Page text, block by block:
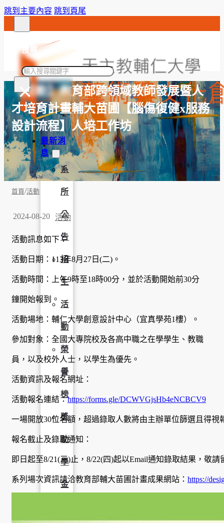
跳到主要內容 跳到頁尾
搜尋
搜
×
最新消
息
系
所
公
告
招
生
活
動
榮
譽
榜
獎
助
學
金
【活動】教育部跨領域教師發展暨人
才培育計畫輔大苗圃【腦傷復健x服務
設計流程】人培工作坊
首頁/活動
2024-08-20 活動
活動訊息如下：
活動日期：113年8月27日(二)。
活動時間：上午9時至18時00分，並於活動開始前30分
鐘開始報到。
活動場地：輔仁大學創意設計中心（宜真學苑1樓）。
參加對象：全國大專院校及各高中職之在學學生、教職
員，以及校外人士，以學生為優先。
活動資訊及報名網址：
活動報名連結：https://forms.gle/DCWVGjsHb4eNCBCV9
一場開放30位名額，超過錄取人數將由主辦單位篩選且得視
報名截止及錄取通知：
即日起至8/21(三)止，8/22(四)起以Email通知錄取結果，敬請
系列場次資訊請洽教育部輔大苗圃計畫成果網站： https://